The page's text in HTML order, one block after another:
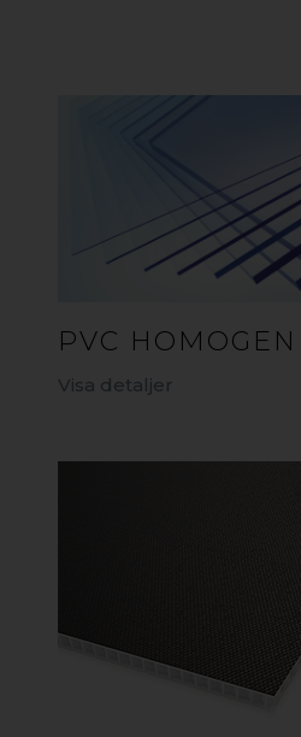
PVC HOMOGEN
Visa detaljer